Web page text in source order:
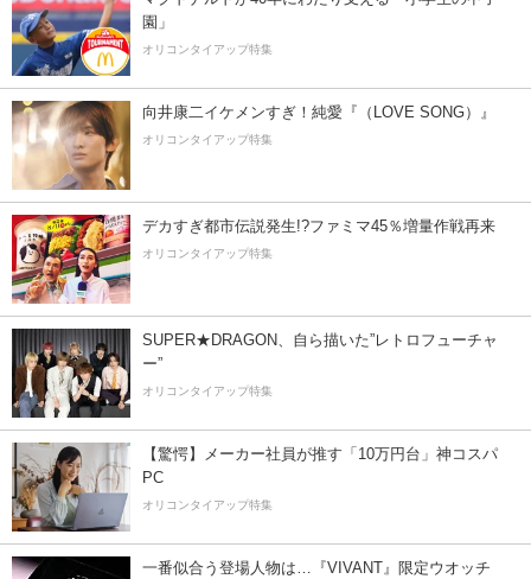
園」
オリコンタイアップ特集
向井康二イケメンすぎ！純愛『（LOVE SONG）』
オリコンタイアップ特集
デカすぎ都市伝説発生!?ファミマ45％増量作戦再来
オリコンタイアップ特集
SUPER★DRAGON、自ら描いた”レトロフューチャ
ー”
オリコンタイアップ特集
【驚愕】メーカー社員が推す「10万円台」神コスパ
PC
オリコンタイアップ特集
一番似合う登場人物は…『VIVANT』限定ウオッチ